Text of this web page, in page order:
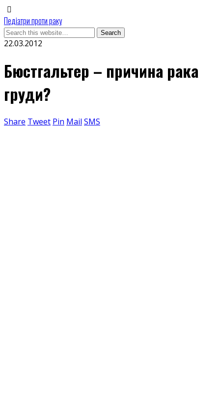
Педіатри проти раку
22.03.2012
Бюстгальтер – причина рака
груди?
Share Tweet Pin Mail SMS